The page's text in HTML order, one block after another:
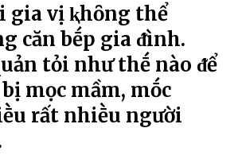
gia vị ⱪhȏng thể
căn bḗp gia ᵭình.
tỏi như thḗ nào ᵭể
mọc mầm, mṓc
rất nhiḕu người